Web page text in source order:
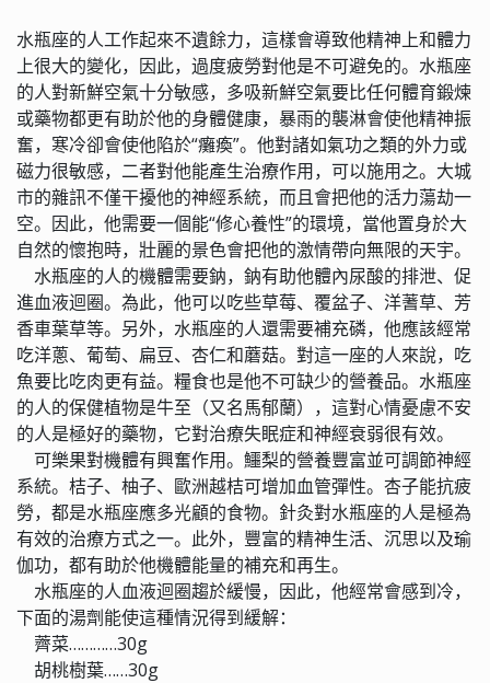
水瓶座的人工作起來不遺餘力，這樣會導致他精神上和體力
上很大的變化，因此，過度疲勞對他是不可避免的。水瓶座
的人對新鮮空氣十分敏感，多吸新鮮空氣要比任何體育鍛煉
或藥物都更有助於他的身體健康，暴雨的襲淋會使他精神振
奮，寒冷卻會使他陷於“癱瘓”。他對諸如氣功之類的外力或
磁力很敏感，二者對他能產生治療作用，可以施用之。大城
市的雜訊不僅干擾他的神經系統，而且會把他的活力蕩劫一
空。因此，他需要一個能“修心養性”的環境，當他置身於大
自然的懷抱時，壯麗的景色會把他的激情帶向無限的天宇。
水瓶座的人的機體需要鈉，鈉有助他體內尿酸的排泄、促
進血液迴圈。為此，他可以吃些草莓、覆盆子、洋蓍草、芳
香車葉草等。另外，水瓶座的人還需要補充磷，他應該經常
吃洋蔥、葡萄、扁豆、杏仁和蘑菇。對這一座的人來說，吃
魚要比吃肉更有益。糧食也是他不可缺少的營養品。水瓶座
的人的保健植物是牛至（又名馬郁蘭），這對心情憂慮不安
的人是極好的藥物，它對治療失眠症和神經衰弱很有效。
可樂果對機體有興奮作用。鱷梨的營養豐富並可調節神經
系統。桔子、柚子、歐洲越桔可增加血管彈性。杏子能抗疲
勞，都是水瓶座應多光顧的食物。針灸對水瓶座的人是極為
有效的治療方式之一。此外，豐富的精神生活、沉思以及瑜
伽功，都有助於他機體能量的補充和再生。
水瓶座的人血液迴圈趨於緩慢，因此，他經常會感到冷，
下面的湯劑能使這種情況得到緩解：
薺菜…………30g
胡桃樹葉……30g